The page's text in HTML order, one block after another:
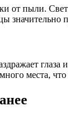
от пыли.
места,